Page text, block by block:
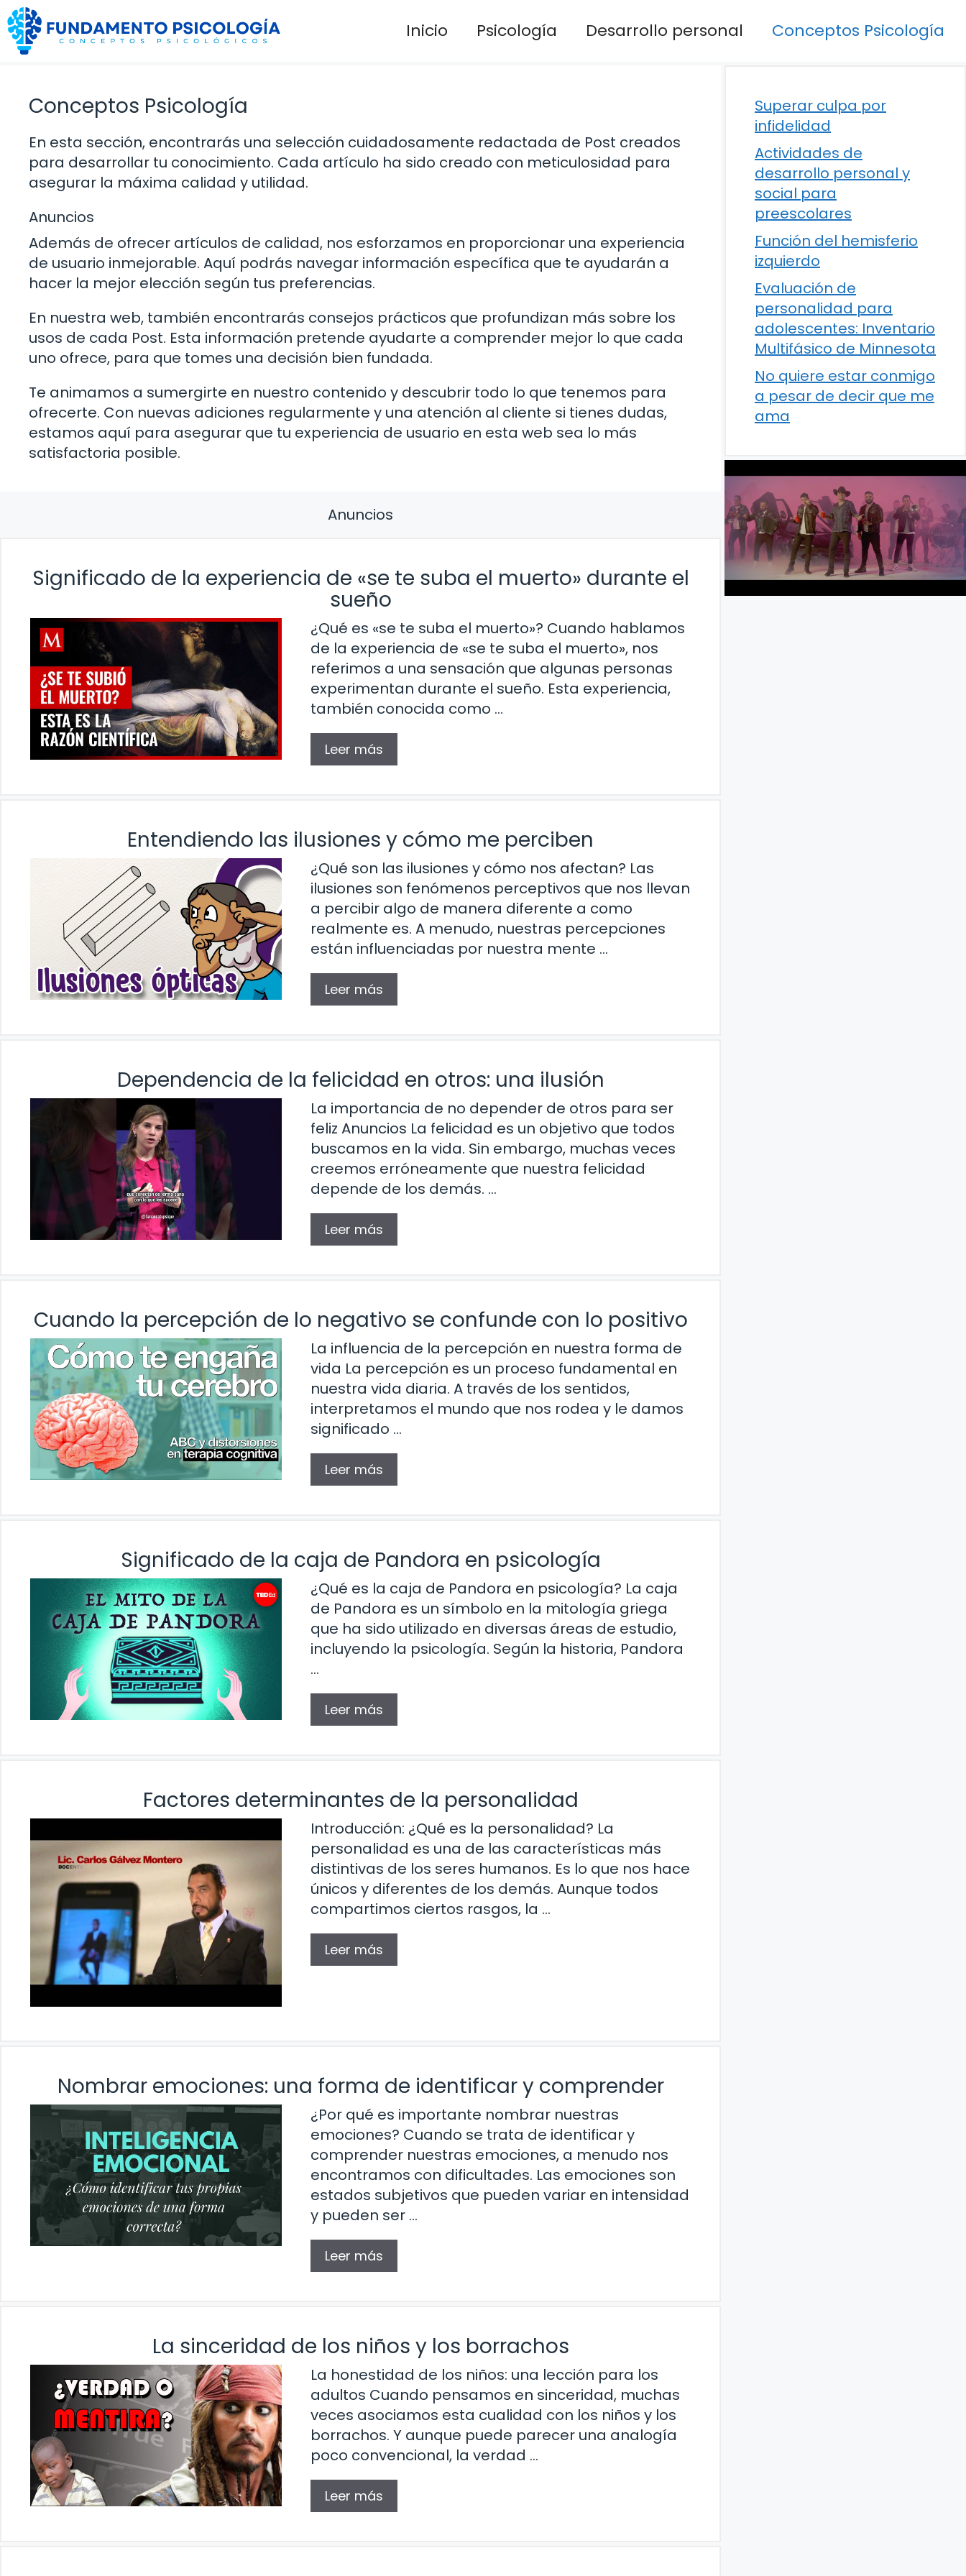
Saltar
al
contenido
Inicio Psicología Desarrollo personal Conceptos Psicología
Conceptos Psicología
En esta sección, encontrarás una selección cuidadosamente redactada de Post creados
para desarrollar tu conocimiento. Cada artículo ha sido creado con meticulosidad para
asegurar la máxima calidad y utilidad.
Anuncios
Además de ofrecer artículos de calidad, nos esforzamos en proporcionar una experiencia
de usuario inmejorable. Aquí podrás navegar información específica que te ayudarán a
hacer la mejor elección según tus preferencias.
En nuestra web, también encontrarás consejos prácticos que profundizan más sobre los
usos de cada Post. Esta información pretende ayudarte a comprender mejor lo que cada
uno ofrece, para que tomes una decisión bien fundada.
Te animamos a sumergirte en nuestro contenido y descubrir todo lo que tenemos para
ofrecerte. Con nuevas adiciones regularmente y una atención al cliente si tienes dudas,
estamos aquí para asegurar que tu experiencia de usuario en esta web sea lo más
satisfactoria posible.
Anuncios
Significado de la experiencia de «se te suba el muerto» durante el
sueño
¿Qué es «se te suba el muerto»? Cuando hablamos
de la experiencia de «se te suba el muerto», nos
referimos a una sensación que algunas personas
experimentan durante el sueño. Esta experiencia,
también conocida como …
Leer más
Entendiendo las ilusiones y cómo me perciben
¿Qué son las ilusiones y cómo nos afectan? Las
ilusiones son fenómenos perceptivos que nos llevan
a percibir algo de manera diferente a como
realmente es. A menudo, nuestras percepciones
están influenciadas por nuestra mente …
Leer más
Dependencia de la felicidad en otros: una ilusión
La importancia de no depender de otros para ser
feliz Anuncios La felicidad es un objetivo que todos
buscamos en la vida. Sin embargo, muchas veces
creemos erróneamente que nuestra felicidad
depende de los demás. …
Leer más
Cuando la percepción de lo negativo se confunde con lo positivo
La influencia de la percepción en nuestra forma de
vida La percepción es un proceso fundamental en
nuestra vida diaria. A través de los sentidos,
interpretamos el mundo que nos rodea y le damos
significado …
Leer más
Significado de la caja de Pandora en psicología
¿Qué es la caja de Pandora en psicología? La caja
de Pandora es un símbolo en la mitología griega
que ha sido utilizado en diversas áreas de estudio,
incluyendo la psicología. Según la historia, Pandora
…
Leer más
Factores determinantes de la personalidad
Introducción: ¿Qué es la personalidad? La
personalidad es una de las características más
distintivas de los seres humanos. Es lo que nos hace
únicos y diferentes de los demás. Aunque todos
compartimos ciertos rasgos, la …
Leer más
Nombrar emociones: una forma de identificar y comprender
¿Por qué es importante nombrar nuestras
emociones? Cuando se trata de identificar y
comprender nuestras emociones, a menudo nos
encontramos con dificultades. Las emociones son
estados subjetivos que pueden variar en intensidad
y pueden ser …
Leer más
La sinceridad de los niños y los borrachos
La honestidad de los niños: una lección para los
adultos Cuando pensamos en sinceridad, muchas
veces asociamos esta cualidad con los niños y los
borrachos. Y aunque puede parecer una analogía
poco convencional, la verdad …
Leer más
Superar culpa por
infidelidad
Actividades de
desarrollo personal y
social para
preescolares
Función del hemisferio
izquierdo
Evaluación de
personalidad para
adolescentes: Inventario
Multifásico de Minnesota
No quiere estar conmigo
a pesar de decir que me
ama